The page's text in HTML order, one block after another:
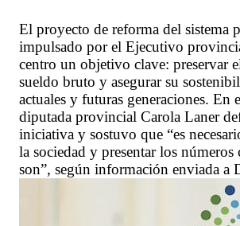
El proyecto de reforma del sistema
impulsado por el Ejecutivo
centro un objetivo clave: preservar
sueldo bruto y asegurar su
actuales y futuras generaciones. En
diputada provincial Carola Laner
iniciativa y sostuvo que “es
la sociedad y presentar los números
son”, según información enviada